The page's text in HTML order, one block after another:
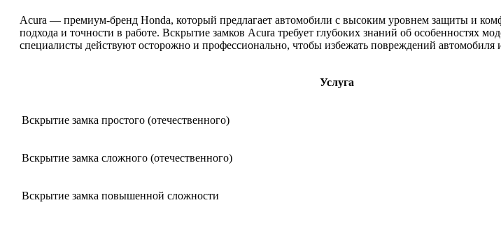
Acura — премиум-бренд Honda, который предлагает автомобили с высоким уровнем защиты и
подхода и точности в работе. Вскрытие замков Acura требует глубоких знаний об особенностях
специалисты действуют осторожно и профессионально, чтобы избежать повреждений автомобиля
Услуга
Вскрытие замка простого (отечественного)
Вскрытие замка сложного (отечественного)
Вскрытие замка повышенной сложности